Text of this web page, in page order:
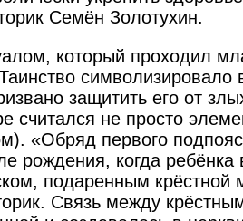
Семён Золотухин.
который проходил
символизировало
защитить его от
считался не просто
«Обряд первого
рождения, когда ребёнка
подаренным крёстной
Связь между